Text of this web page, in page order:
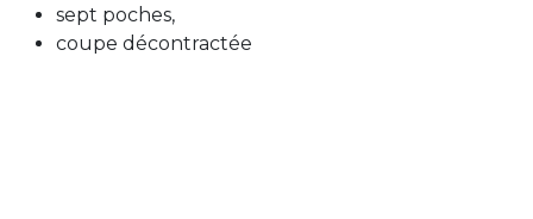
sept poches,
coupe décontractée